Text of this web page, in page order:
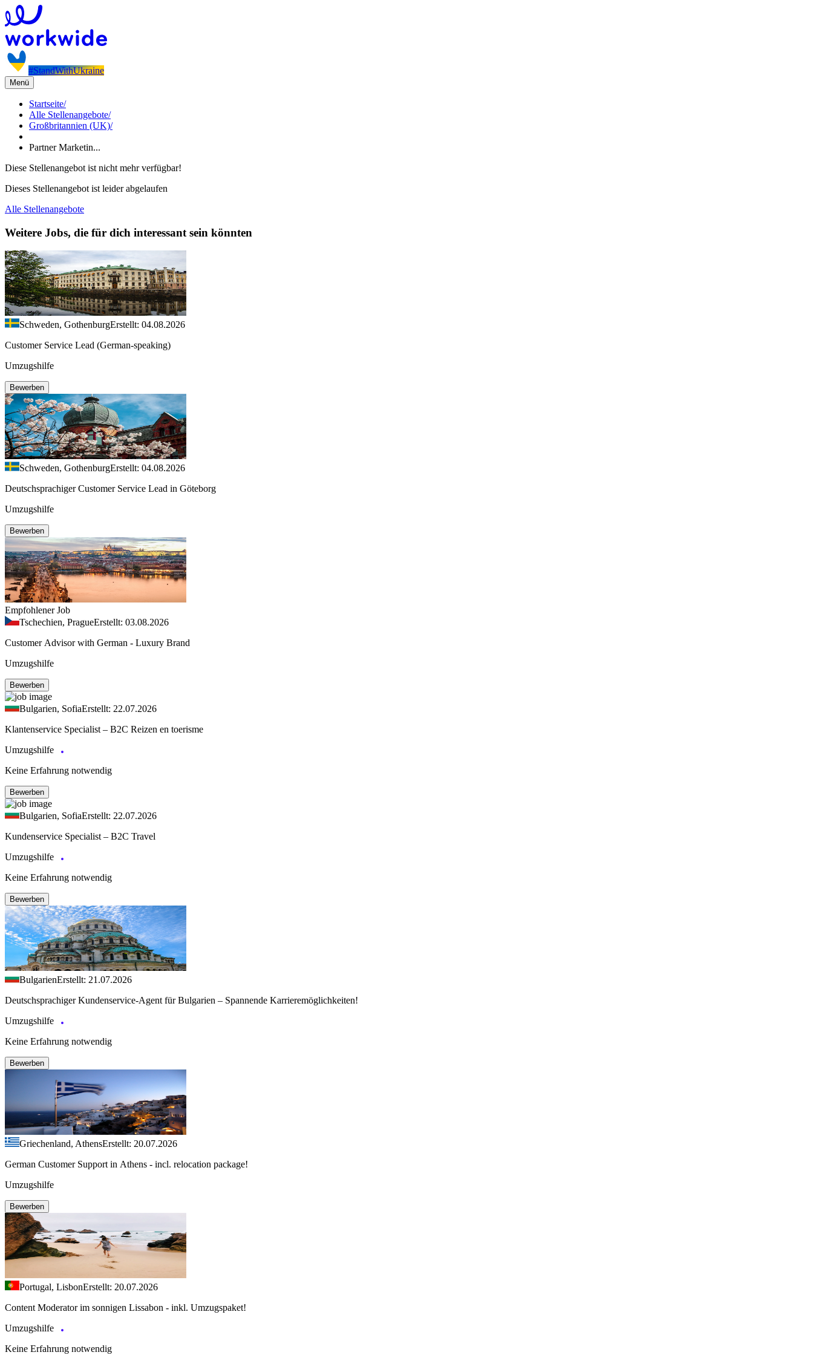
#StandWithUkraine
Menü
Startseite/
Alle Stellenangebote/
Großbritannien (UK)/
Partner Marketin...
Diese Stellenangebot ist nicht mehr verfügbar!
Dieses Stellenangebot ist leider abgelaufen
Alle Stellenangebote
Weitere Jobs, die für dich interessant sein könnten
Schweden, GothenburgErstellt: 04.08.2026
Customer Service Lead (German-speaking)
Umzugshilfe
Bewerben
Schweden, GothenburgErstellt: 04.08.2026
Deutschsprachiger Customer Service Lead in Göteborg
Umzugshilfe
Bewerben
Empfohlener Job
Tschechien, PragueErstellt: 03.08.2026
Customer Advisor with German - Luxury Brand
Umzugshilfe
Bewerben
Bulgarien, SofiaErstellt: 22.07.2026
Klantenservice Specialist – B2C Reizen en toerisme
Umzugshilfe
Keine Erfahrung notwendig
Bewerben
Bulgarien, SofiaErstellt: 22.07.2026
Kundenservice Specialist – B2C Travel
Umzugshilfe
Keine Erfahrung notwendig
Bewerben
BulgarienErstellt: 21.07.2026
Deutschsprachiger Kundenservice-Agent für Bulgarien – Spannende Karrieremöglichkeiten!
Umzugshilfe
Keine Erfahrung notwendig
Bewerben
Griechenland, AthensErstellt: 20.07.2026
German Customer Support in Athens - incl. relocation package!
Umzugshilfe
Bewerben
Portugal, LisbonErstellt: 20.07.2026
Content Moderator im sonnigen Lissabon - inkl. Umzugspaket!
Umzugshilfe
Keine Erfahrung notwendig